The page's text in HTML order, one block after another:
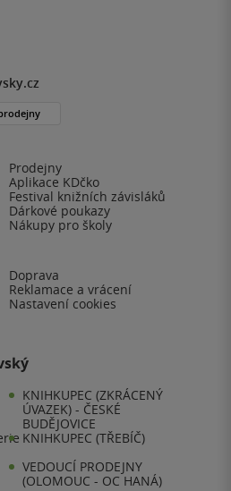
Prodejny
Aplikace KDčko
Festival knižních závisláků
Dárkové poukazy
Nákupy pro školy
Doprava
Reklamace a vrácení
Nastavení cookies
KNIHKUPEC (ZKRÁCENÝ
ÚVAZEK) - ČESKÉ
BUDĚJOVICE
KNIHKUPEC (TŘEBÍČ)
VEDOUCÍ PRODEJNY
(OLOMOUC - OC HANÁ)